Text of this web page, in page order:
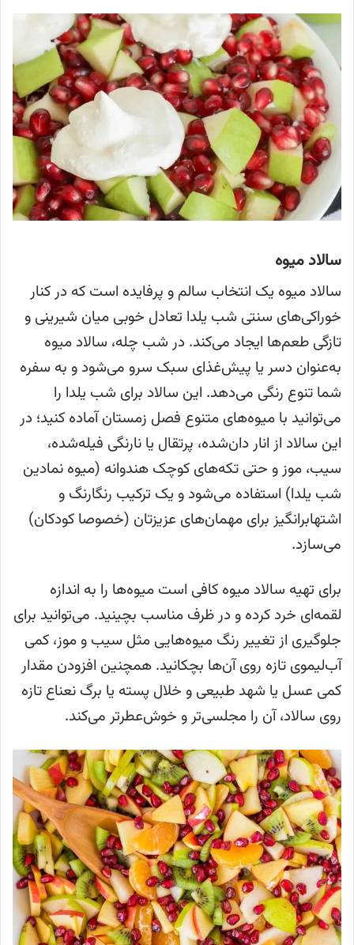
سالاد میوه
سالاد میوه یک انتخاب سالم و پرفایده است که در کنار
خوراکی‌های سنتی شب یلدا تعادل خوبی میان شیرینی و
تازگی طعم‌ها ایجاد می‌کند. در شب چله، سالاد میوه
به‌عنوان دسر یا پیش‌غذای سبک سرو می‌شود و به سفره
شما تنوع رنگی می‌دهد. این سالاد برای شب یلدا را
می‌توانید با میوه‌های متنوع فصل زمستان آماده کنید؛ در
این سالاد از انار دان‌شده، پرتقال یا نارنگی فیله‌شده،
سیب، موز و حتی تکه‌های کوچک هندوانه (میوه نمادین
شب یلدا) استفاده می‌شود و یک ترکیب رنگارنگ و
اشتهابرانگیز برای مهمان‌های عزیزتان (خصوصا کودکان)
می‌سازد.
برای تهیه سالاد میوه کافی است میوه‌ها را به اندازه
لقمه‌ای خرد کرده و در ظرف مناسب بچینید. می‌توانید برای
جلوگیری از تغییر رنگ میوه‌هایی مثل سیب و موز، کمی
آب‌لیموی تازه روی آن‌ها بچکانید. همچنین افزودن مقدار
کمی عسل یا شهد طبیعی و خلال پسته یا برگ نعناع تازه
روی سالاد، آن را مجلسی‌تر و خوش‌عطرتر می‌کند.